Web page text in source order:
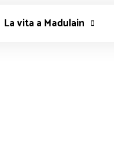
La vita a Madulain